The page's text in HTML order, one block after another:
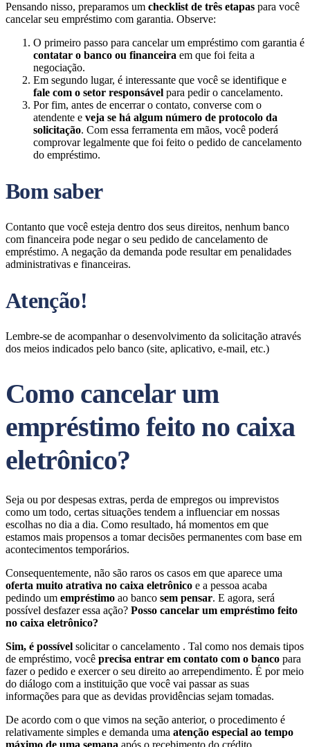
Pensando nisso, preparamos um checklist de três etapas para você
cancelar seu empréstimo com garantia. Observe:
O primeiro passo para cancelar um empréstimo com garantia é
contatar o banco ou financeira em que foi feita a
negociação.
Em segundo lugar, é interessante que você se identifique e
fale com o setor responsável para pedir o cancelamento.
Por fim, antes de encerrar o contato, converse com o
atendente e veja se há algum número de protocolo da
solicitação. Com essa ferramenta em mãos, você poderá
comprovar legalmente que foi feito o pedido de cancelamento
do empréstimo.
Bom saber
Contanto que você esteja dentro dos seus direitos, nenhum banco
com financeira pode negar o seu pedido de cancelamento de
empréstimo. A negação da demanda pode resultar em penalidades
administrativas e financeiras.
Atenção!
Lembre-se de acompanhar o desenvolvimento da solicitação através
dos meios indicados pelo banco (site, aplicativo, e-mail, etc.)
Como cancelar um
empréstimo feito no caixa
eletrônico?
Seja ou por despesas extras, perda de empregos ou imprevistos
como um todo, certas situações tendem a influenciar em nossas
escolhas no dia a dia. Como resultado, há momentos em que
estamos mais propensos a tomar decisões permanentes com base em
acontecimentos temporários.
Consequentemente, não são raros os casos em que aparece uma
oferta muito atrativa no caixa eletrônico e a pessoa acaba
pedindo um empréstimo ao banco sem pensar. E agora, será
possível desfazer essa ação? Posso cancelar um empréstimo feito
no caixa eletrônico?
Sim, é possível solicitar o cancelamento . Tal como nos demais tipos
de empréstimo, você precisa entrar em contato com o banco para
fazer o pedido e exercer o seu direito ao arrependimento. É por meio
do diálogo com a instituição que você vai passar as suas
informações para que as devidas providências sejam tomadas.
De acordo com o que vimos na seção anterior, o procedimento é
relativamente simples e demanda uma atenção especial ao tempo
máximo de uma semana após o recebimento do crédito.